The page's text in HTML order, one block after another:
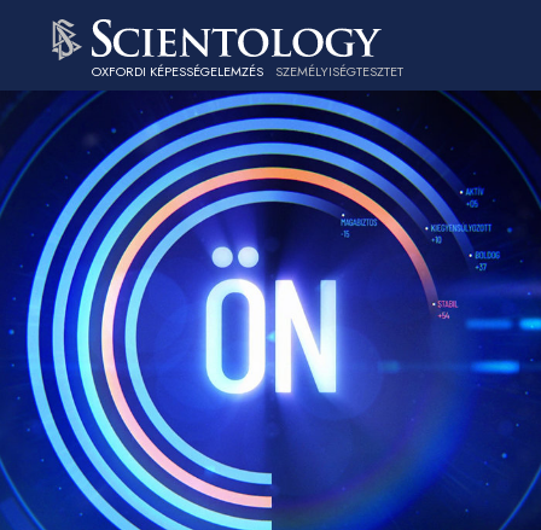
OXFORDI KÉPESSÉGELEMZÉS SZEMÉLYISÉGTESZTET